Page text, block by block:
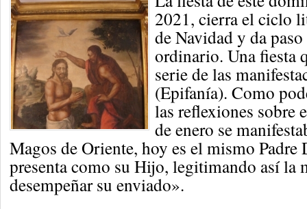
2021, cierra el ciclo
de Navidad y da
ordinario. Una fiesta
serie de las
(Epifanía). Como
las reflexiones sobre
de enero se
Magos de Oriente, hoy es el mismo Padre
presenta como su Hijo, legitimando así la
desempeñar su enviado».